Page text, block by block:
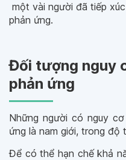
một vài người đã tiếp
phản ứng.
Đối tượng nguy
phản ứng
Những người có nguy
ứng là nam giới, trong
Để có thể hạn chế khả